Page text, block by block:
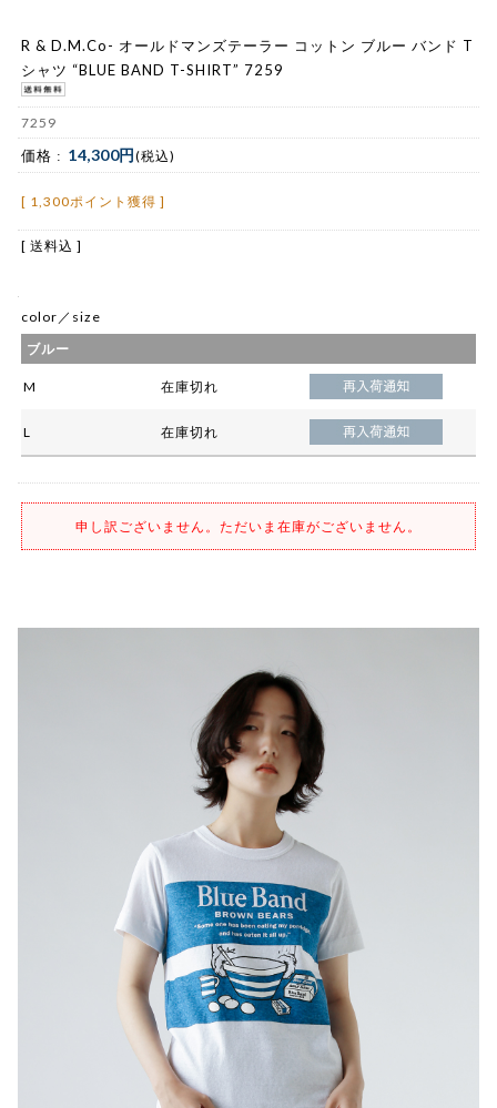
R & D.M.Co- オールドマンズテーラー コットン ブルー バンド T
シャツ “BLUE BAND T-SHIRT” 7259
7259
価格 : 14,300円(税込)
[ 1,300ポイント獲得 ]
[ 送料込 ]
color／size
ブルー
M 在庫切れ
L 在庫切れ
申し訳ございません。ただいま在庫がございません。